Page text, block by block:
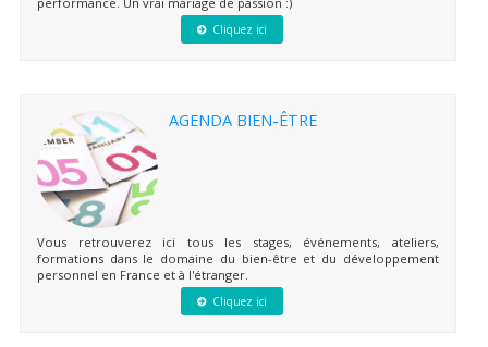
Cliquez ici
AGENDA BIEN-ÊTRE
Vous retrouverez ici tous les stages, événements, ateliers,
formations dans le domaine du bien-être et du développement
personnel en France et à l'étranger.
Cliquez ici